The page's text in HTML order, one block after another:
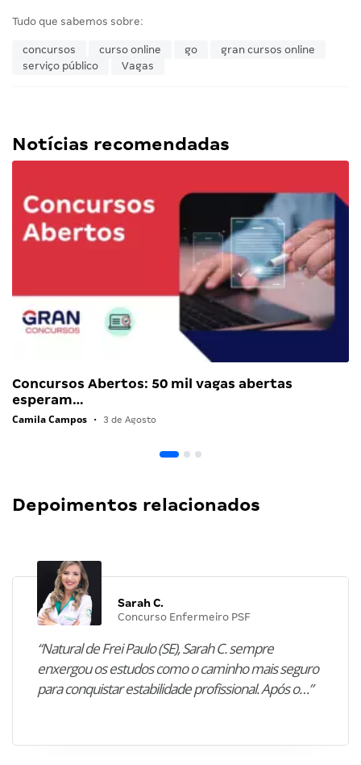
Tudo que sabemos sobre:
concursos curso online go
gran cursos online
serviço público
Vagas
Notícias recomendadas
Concursos Abertos: 50 mil vagas abertas
esperam…
Camila Campos • 3 de Agosto
Depoimentos relacionados
Sarah C.
Concurso Enfermeiro PSF
“Natural de Frei Paulo (SE), Sarah C. sempre
enxergou os estudos como o caminho mais seguro
para conquistar estabilidade profissional. Após o…”